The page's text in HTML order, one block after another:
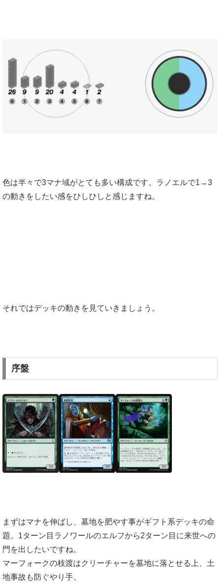
色は半々で3マナ域がとても多い構成です。ラノエルで1→3
の動きをしたい感をひしひしと感じますね。
それではデッキの動きを見ていきましょう。
序盤
まずはマナを伸ばし、墓地を肥やす事がギフト系デッキの命
題。1ターン目ラノワールのエルフから2ターン目に来世への
門を出したいですね。
マーフォークの枝渡はクリーチャーを墓地に落とせる上、土
地事故も防ぐやり手。